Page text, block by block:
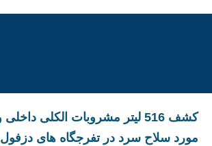
مورد سلاح سرد در تفرجگاه های دزفول